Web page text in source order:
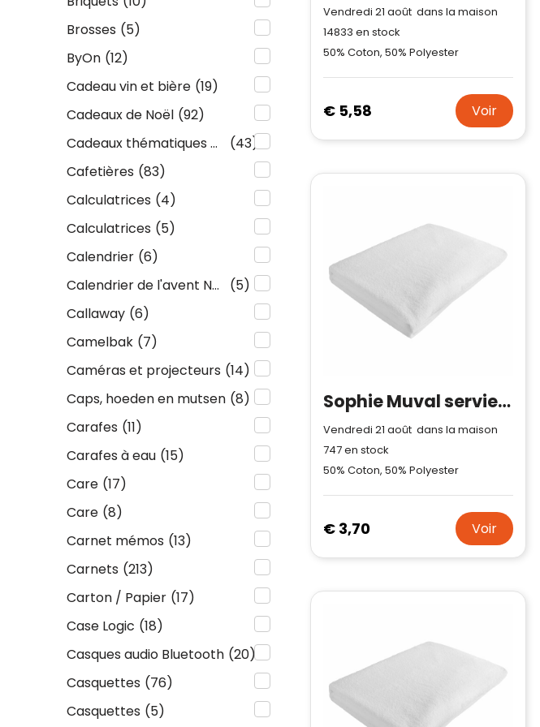
Brosses (5)
ByOn (12)
Cadeau vin et bière (19)
Cadeaux de Noël (92)
Cadeaux thématiques pour chaque occasion
(43)
Cafetières (83)
Calculatrices (4)
Calculatrices (5)
Calendrier (6)
Calendrier de l'avent Noël
(5)
Callaway (6)
Camelbak (7)
Caméras et projecteurs (14)
Caps, hoeden en mutsen (8)
Carafes (11)
Carafes à eau (15)
Care (17)
Care (8)
Carnet mémos (13)
Carnets (213)
Carton / Papier (17)
Case Logic (18)
Casques audio Bluetooth (20)
Casquettes (76)
Casquettes (5)
Vendredi 21 août dans la maison
14833 en stock
50% Coton, 50% Polyester
€ 5,58 Voir
Sophie Muval serviette sport sublimée 130x30 cm, 350 gr/m²
Vendredi 21 août dans la maison
747en stock
50% Coton, 50% Polyester
€ 3,70 Voir
Trustindex-certificaat.